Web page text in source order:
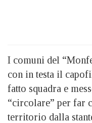
I comuni del
con in testa il
fatto squadra e
“circolare” per far
territorio dalla